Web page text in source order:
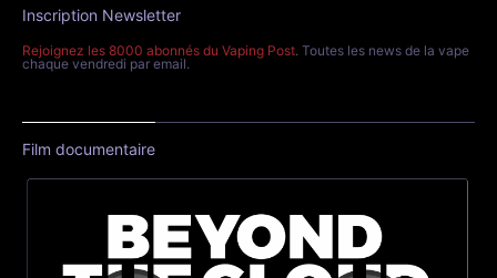
Inscription Newsletter
Rejoignez les 8000 abonnés du Vaping Post. Toutes les news de la vape
chaque vendredi par email.
Film documentaire